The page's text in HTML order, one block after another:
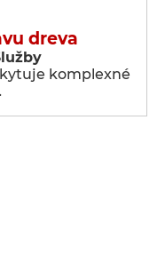
dreva
komplexné